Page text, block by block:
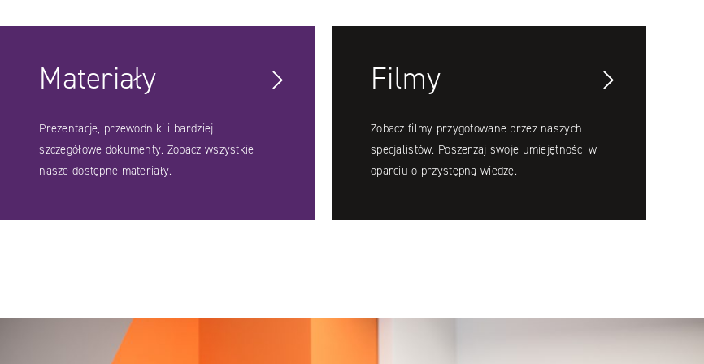
Materiały
Prezentacje, przewodniki i bardziej
szczegółowe dokumenty. Zobacz wszystkie
nasze dostępne materiały.
Filmy
Zobacz filmy przygotowane przez naszych
specjalistów. Poszerzaj swoje umiejętności w
oparciu o przystępną wiedzę.